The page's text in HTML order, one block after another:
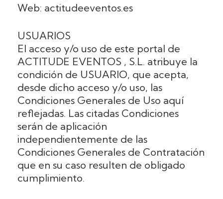
Web: actitudeeventos.es
USUARIOS
El acceso y/o uso de este portal de
ACTITUDE EVENTOS , S.L. atribuye la
condición de USUARIO, que acepta,
desde dicho acceso y/o uso, las
Condiciones Generales de Uso aquí
reflejadas. Las citadas Condiciones
serán de aplicación
independientemente de las
Condiciones Generales de Contratación
que en su caso resulten de obligado
cumplimiento.